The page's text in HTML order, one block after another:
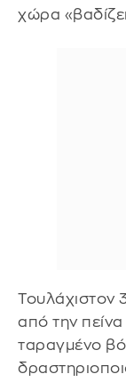
χώρα
Τουλάχιστον
από την πείνα
ταραγμένο